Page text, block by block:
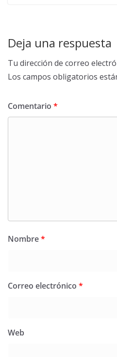
Deja una respuesta
Tu dirección de correo
Los campos obligatorios
Comentario *
Nombre*
Correo electrónico *
Web